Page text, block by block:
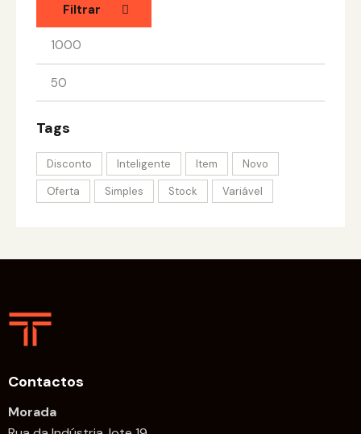
Filtrar
Tags
Disconto Inteligente Item
Novo
Oferta
Simples Stock Variável
Contactos
Morada